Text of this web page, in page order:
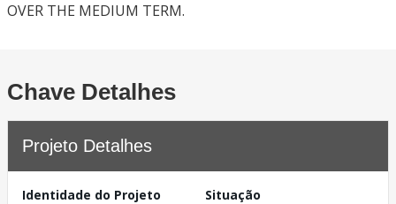
OVER THE MEDIUM TERM.
Chave Detalhes
Projeto Detalhes
Identidade do Projeto
Situação